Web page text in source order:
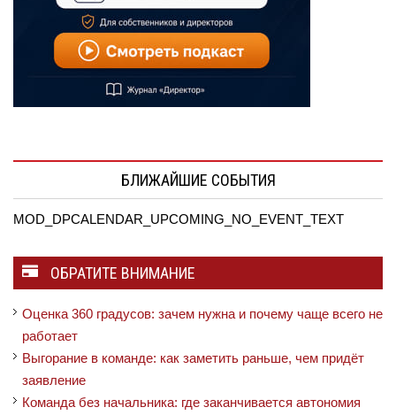
БЛИЖАЙШИЕ СОБЫТИЯ
MOD_DPCALENDAR_UPCOMING_NO_EVENT_TEXT
ОБРАТИТЕ ВНИМАНИЕ
Оценка 360 градусов: зачем нужна и почему чаще всего не
работает
Выгорание в команде: как заметить раньше, чем придёт
заявление
Команда без начальника: где заканчивается автономия